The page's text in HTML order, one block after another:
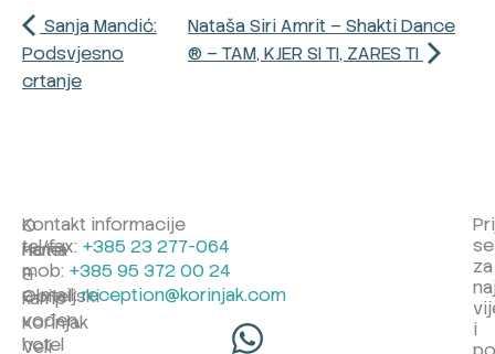
Sanja Mandić:
Podsvjesno
crtanje
Nataša Siri Amrit – Shakti Dance
® – TAM, KJER SI TI, ZARES TI
Hotel
&
kamp
Korinjak
Veli
O
nama
Obiteljski
vođen,
hotel
Kontakt informacije
tel/fax: +385 23 277-064
mob: +385 95 372 00 24
e-mail:reception@korinjak.com
se
za
i